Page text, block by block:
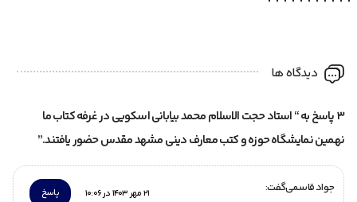
دیدگاه ها
3 پاسخ به “ استاد حجت الاسلام محمد بیابانی اسکویی در غرفه کتاب ما
نهمین نمایشگاه حوزه و کتب معارف دینی مشهد مقدس حضور یافتند.”
جواد قاسمیگفت: 21 مهر 1403 در 10:06 پاسخ